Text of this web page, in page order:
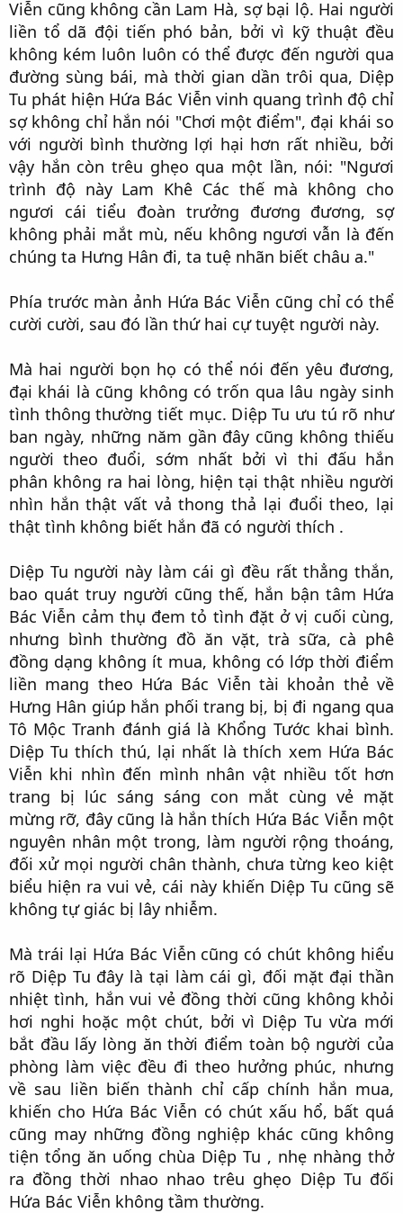
Viễn cũng không cần Lam Hà, sợ bại lộ. Hai người
liền tổ dã đội tiến phó bản, bởi vì kỹ thuật đều
không kém luôn luôn có thể được đến người qua
đường sùng bái, mà thời gian dần trôi qua, Diệp
Tu phát hiện Hứa Bác Viễn vinh quang trình độ chỉ
sợ không chỉ hắn nói "Chơi một điểm", đại khái so
với người bình thường lợi hại hơn rất nhiều, bởi
vậy hắn còn trêu ghẹo qua một lần, nói: "Ngươi
trình độ này Lam Khê Các thế mà không cho
ngươi cái tiểu đoàn trưởng đương đương, sợ
không phải mắt mù, nếu không ngươi vẫn là đến
chúng ta Hưng Hân đi, ta tuệ nhãn biết châu a."​
Phía trước màn ảnh Hứa Bác Viễn cũng chỉ có thể
cười cười, sau đó lần thứ hai cự tuyệt người này.​
Mà hai người bọn họ có thể nói đến yêu đương,
đại khái là cũng không có trốn qua lâu ngày sinh
tình thông thường tiết mục. Diệp Tu ưu tú rõ như
ban ngày, những năm gần đây cũng không thiếu
người theo đuổi, sớm nhất bởi vì thi đấu hắn
phân không ra hai lòng, hiện tại thật nhiều người
nhìn hắn thật vất vả thong thả lại đuổi theo, lại
thật tình không biết hắn đã có người thích .​
Diệp Tu người này làm cái gì đều rất thẳng thắn,
bao quát truy người cũng thế, hắn bận tâm Hứa
Bác Viễn cảm thụ đem tỏ tình đặt ở vị cuối cùng,
nhưng bình thường đồ ăn vặt, trà sữa, cà phê
đồng dạng không ít mua, không có lớp thời điểm
liền mang theo Hứa Bác Viễn tài khoản thẻ về
Hưng Hân giúp hắn phối trang bị, bị đi ngang qua
Tô Mộc Tranh đánh giá là Khổng Tước khai bình.
Diệp Tu thích thú, lại nhất là thích xem Hứa Bác
Viễn khi nhìn đến mình nhân vật nhiều tốt hơn
trang bị lúc sáng sáng con mắt cùng vẻ mặt
mừng rỡ, đây cũng là hắn thích Hứa Bác Viễn một
nguyên nhân một trong, làm người rộng thoáng,
đối xử mọi người chân thành, chưa từng keo kiệt
biểu hiện ra vui vẻ, cái này khiến Diệp Tu cũng sẽ
không tự giác bị lây nhiễm.​
Mà trái lại Hứa Bác Viễn cũng có chút không hiểu
rõ Diệp Tu đây là tại làm cái gì, đối mặt đại thần
nhiệt tình, hắn vui vẻ đồng thời cũng không khỏi
hơi nghi hoặc một chút, bởi vì Diệp Tu vừa mới
bắt đầu lấy lòng ăn thời điểm toàn bộ người của
phòng làm việc đều đi theo hưởng phúc, nhưng
về sau liền biến thành chỉ cấp chính hắn mua,
khiến cho Hứa Bác Viễn có chút xấu hổ, bất quá
cũng may những đồng nghiệp khác cũng không
tiện tổng ăn uống chùa Diệp Tu , nhẹ nhàng thở
ra đồng thời nhao nhao trêu ghẹo Diệp Tu đối
Hứa Bác Viễn không tầm thường.​